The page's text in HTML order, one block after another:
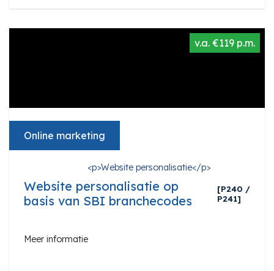
v.a. €119 p.m.
Online marketing
<p>Website personalisatie</p>
Website personalisatie op
basis van SBI branchecodes
[P240 /
P241]
Meer informatie